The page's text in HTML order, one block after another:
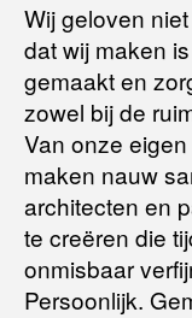
aankoopbedrag zo
dagen na herroeping
Voor meer
Wij geloven
dat wij maken
gemaakt en
zowel bij de
Van onze
maken nauw
architecten en
te creëren die
onmisbaar
Persoonlijk.